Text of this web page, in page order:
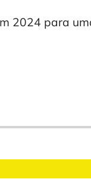
2024 para